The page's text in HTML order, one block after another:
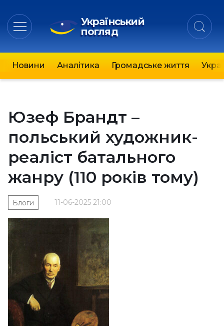
Український
погляд
Новини Аналітика Громадське життя
Юзеф Брандт –
польський художник-
реаліст батального
жанру (110 років тому)
11-06-2025 21:00
Блоги